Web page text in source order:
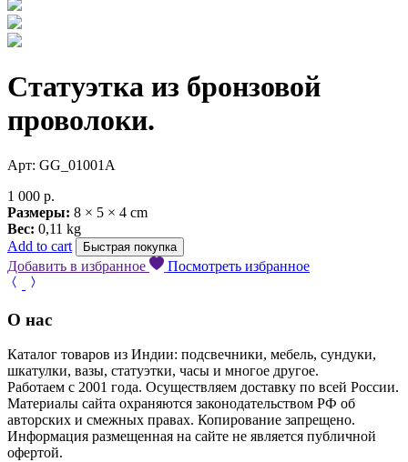
Статуэтка из бронзовой
проволоки.
Арт: GG_01001A
1 000 р.
Размеры: 8 × 5 × 4 cm
Вес: 0,11 kg
Add to cart
Быстрая покупка
Добавить в избранное Посмотреть избранное
О нас
Каталог товаров из Индии: подсвечники, мебель, сундуки,
шкатулки, вазы, статуэтки, часы и многое другое.
Работаем с 2001 года. Осуществляем доставку по всей России.
Материалы сайта охраняются законодательством РФ об
авторских и смежных правах. Копирование запрещено.
Информация размещенная на сайте не является публичной
офертой.